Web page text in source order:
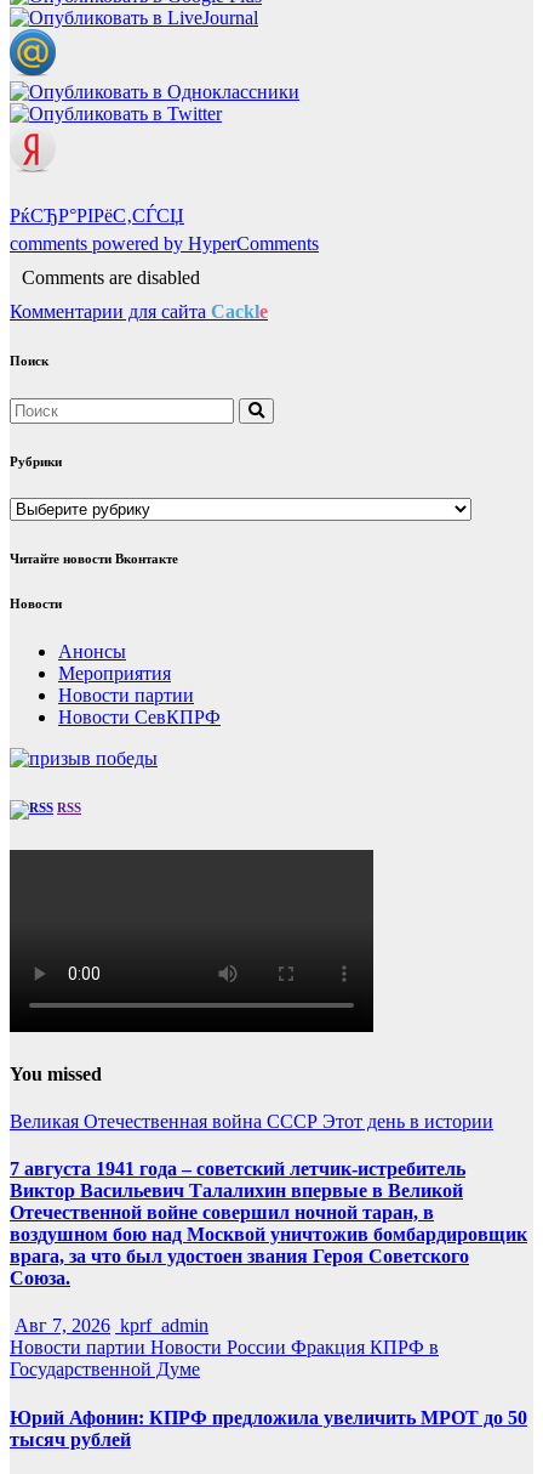
РќСЂР°РІРёС‚СЃСЏ
comments powered by HyperComments
Comments are disabled
Комментарии для сайта Cackle
Поиск
Рубрики
Рубрики
Читайте новости Вконтакте
Новости
Анонсы
Мероприятия
Новости партии
Новости СевКПРФ
RSS
You missed
Великая Отечественная война СССР Этот день в истории
7 августа 1941 года – советский летчик-истребитель
Виктор Васильевич Талалихин впервые в Великой
Отечественной войне совершил ночной таран, в
воздушном бою над Москвой уничтожив бомбардировщик
врага, за что был удостоен звания Героя Советского
Союза.
Авг 7, 2026 kprf_admin
Новости партии Новости России Фракция КПРФ в
Государственной Думе
Юрий Афонин: КПРФ предложила увеличить МРОТ до 50
тысяч рублей